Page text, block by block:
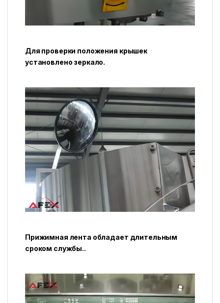
Для проверки положения крышек
установлено зеркало.
Прижимная лента обладает длительным
сроком службы..